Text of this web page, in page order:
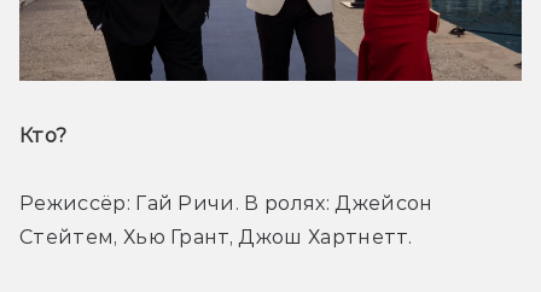
Кто?
Режиссёр: Гай Ричи. В ролях: Джейсон
Стейтем, Хью Грант, Джош Хартнетт.